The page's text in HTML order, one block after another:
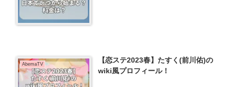
AbemaTV
【恋ステ2023春】たすく(前川佑)の
wiki風プロフィール！